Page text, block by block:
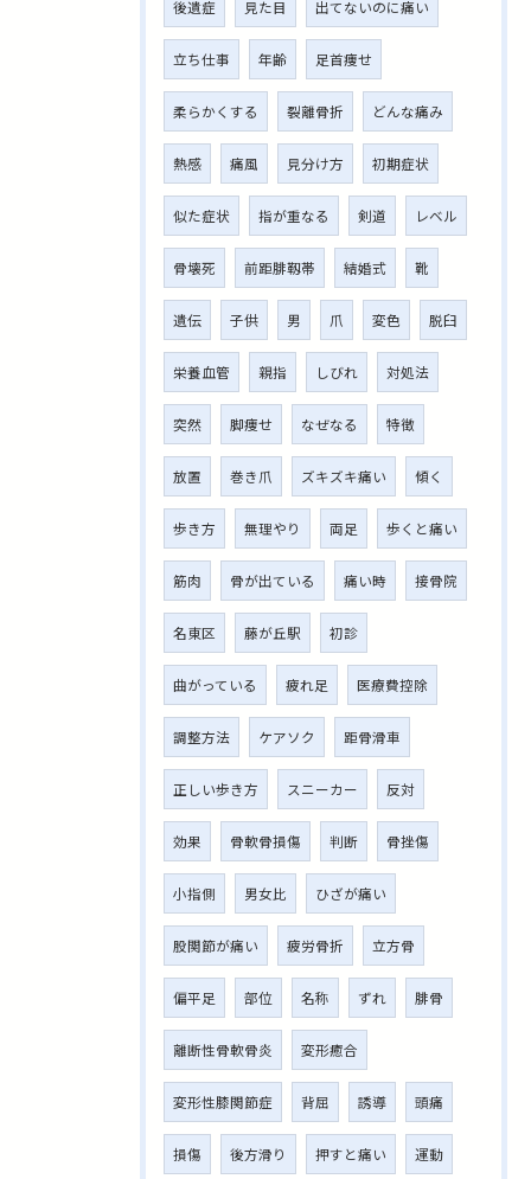
後遺症 見た目 出てないのに痛い
立ち仕事 年齢 足首痩せ
柔らかくする 裂離骨折 どんな痛み
熱感 痛風 見分け方 初期症状
似た症状 指が重なる 剣道 レベル
骨壊死 前距腓靱帯 結婚式 靴
遺伝 子供 男 爪 変色 脱臼
栄養血管 親指 しびれ 対処法
突然 脚痩せ なぜなる 特徴
放置 巻き爪 ズキズキ痛い 傾く
歩き方 無理やり 両足 歩くと痛い
筋肉 骨が出ている 痛い時 接骨院
名東区 藤が丘駅 初診
曲がっている 疲れ足 医療費控除
調整方法 ケアソク 距骨滑車
正しい歩き方 スニーカー 反対
効果 骨軟骨損傷 判断 骨挫傷
小指側 男女比 ひざが痛い
股関節が痛い 疲労骨折 立方骨
偏平足 部位 名称 ずれ 腓骨
離断性骨軟骨炎 変形癒合
変形性膝関節症 背屈 誘導 頭痛
損傷 後方滑り 押すと痛い 運動